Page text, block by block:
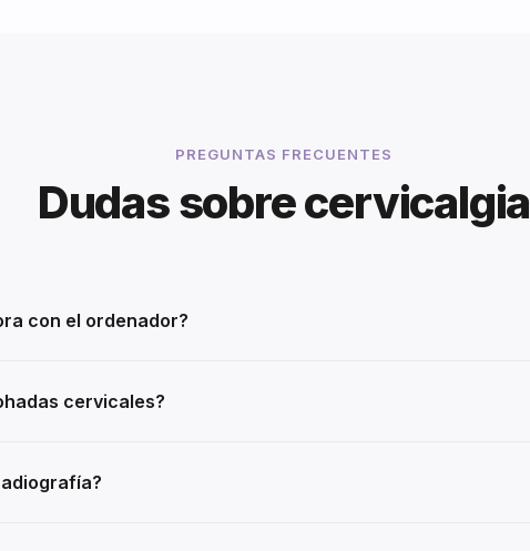
PREGUNTAS FRECUENTES
Dudas sobre cervicalgia
con el ordenador?
cervicales?